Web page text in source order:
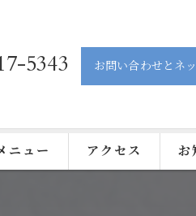
5343 お問い合わせとネ
ニュー アクセス お